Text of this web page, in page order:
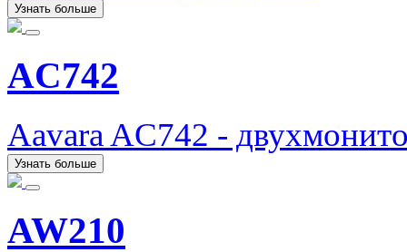
Узнать больше
AC742
Aavara AC742 -
Узнать больше
AW210